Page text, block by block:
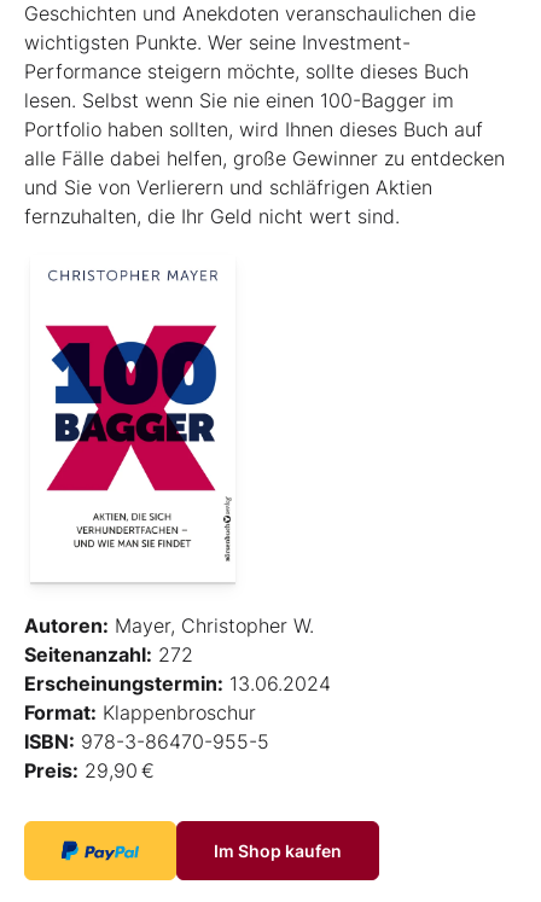
Geschichten und Anekdoten veranschaulichen die
wichtigsten Punkte. Wer seine Investment-
Performance steigern möchte, sollte dieses Buch
lesen. Selbst wenn Sie nie einen 100-Bagger im
Portfolio haben sollten, wird Ihnen dieses Buch auf
alle Fälle dabei helfen, große Gewinner zu entdecken
und Sie von Verlierern und schläf­rigen Aktien
fernzuhalten, die Ihr Geld nicht wert sind.
Autoren: Mayer, Christopher W.
Seitenanzahl: 272
Erscheinungstermin: 13.06.2024
Format: Klappenbroschur
ISBN: 978-3-86470-955-5
Preis: 29,90 €
Im Shop kaufen